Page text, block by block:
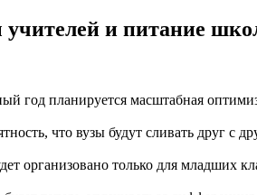
учителей и питание
год планируется масштабная
что вузы будут сливать друг с
организовано только для младших